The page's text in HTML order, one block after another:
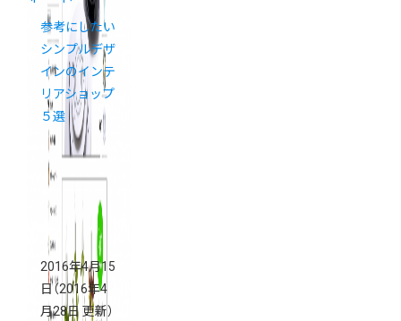
参考にしたい
シンプルデザ
インのインテ
リアショップ
５選
2016年4月15
日（2016年4
月28日 更新）